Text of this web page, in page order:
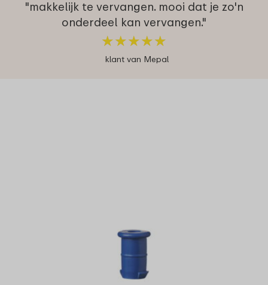
"makkelijk te vervangen. mooi dat je zo'n
onderdeel kan vervangen."
★★★★★
★★★★★
klant van Mepal